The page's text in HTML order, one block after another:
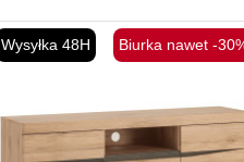
Wysyłka 48H Biurka nawet -